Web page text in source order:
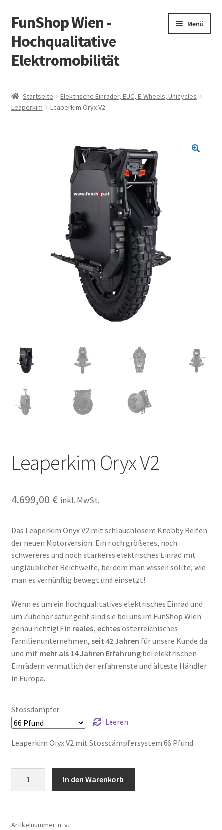
Zur
Navigation
springen
Zum
Inhalt
springen
FunShop Wien -
Hochqualitative
Elektromobilität
Menü
Informationen zur Rechtslage in Österreich
öffnen
Zum Onlineshop in der Web Version
Startseite
Elektrische Einräder, EUC, E-Wheels, Unicycles
Leaperkim
Leaperkim Oryx V2
Leaperkim Oryx V2
4.699,00 € inkl. MwSt.
Das Leaperkim Onyx V2 mit schlauchlosem Knobby Reifen
der neuen Motorversion. Ein noch größeres, noch
schwereres und noch stärkeres elektrisches Einrad mit
unglaublicher Reichweite, bei dem man wissen sollte, wie
man es vernünftig bewegt und einsetzt!
Wenn es um ein hochqualitatives elektrisches Einrad und
um Zubehör dafür geht sind sie bei uns im FunShop Wien
genau richtig! Ein reales, echtesösterreichisches
Familienunternehmen, seit 42 Jahren für unsere Kunde da
und mit mehr als 14 Jahren Erfahrungbei elektrischen
Einrädern vermutlich der erfahrenste und älteste Händler
in Europa.
Stossdämpfer
Leeren
Leaperkim Oryx V2 mit Stossdämpfersystem 66 Pfund
In den Warenkorb
Artikelnummer: n. v.